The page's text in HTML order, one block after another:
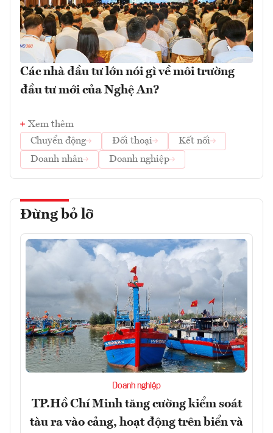
Các nhà đầu tư lớn nói gì về môi trường
đầu tư mới của Nghệ An?
Xem thêm
Chuyển động
Đối thoại
Kết nối
Doanh nhân
Doanh nghiệp
Đừng bỏ lỡ
Doanh nghiệp
TP.Hồ Chí Minh tăng cường kiểm soát
tàu ra vào cảng, hoạt động trên biển và